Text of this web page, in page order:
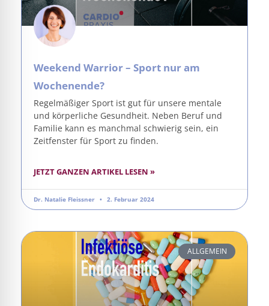
Weekend Warrior – Sport nur am
Wochenende?
Regelmäßiger Sport ist gut für unsere mentale
und körperliche Gesundheit. Neben Beruf und
Familie kann es manchmal schwierig sein, ein
Zeitfenster für Sport zu finden.
JETZT GANZEN ARTIKEL LESEN »
Dr. Natalie Fleissner 2. Februar 2024
ALLGEMEIN